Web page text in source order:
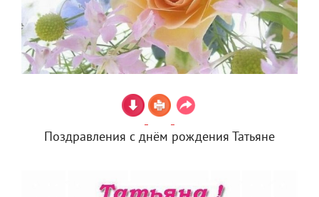
Поздравления с днём рождения Татьяне